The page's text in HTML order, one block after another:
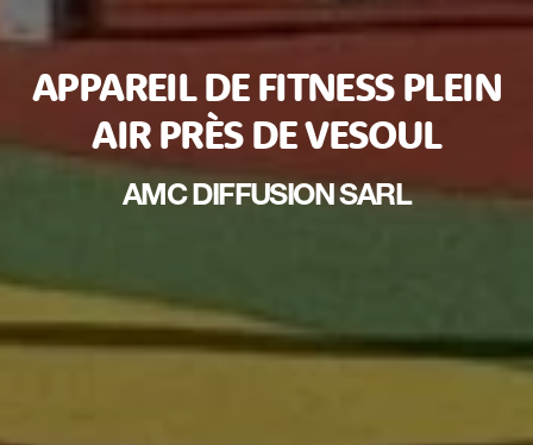
APPAREIL DE FITNESS PLEIN
AIR PRÈS DE VESOUL
AMC DIFFUSION SARL